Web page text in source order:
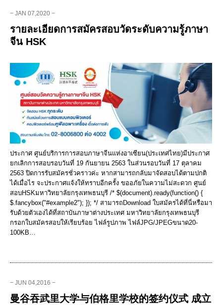
− JAN 07,2020 −
รายละเอียดการสมัครสอบวัดระดับความรู้ภาษา
จีน HSK
ประกาศ ศูนย์บริการการสอบภาษาจีนแห่งอาเซียน(ประเทศไทย)มีประกาศ
ยกเลิกการสอบรอบวันที่ 19 กันยายน 2563 ในส่วนรอบวันที่ 17 ตุลาคม
2563 ปิดการรับสมัครชั่วคราวค่ะ หากสามารถกลับมาจัดสอบได้ตามปกติ
ได้เมื่อไร จะประกาศแจ้งให้ทราบอีกครั้ง ขออภัยในความไม่สะดวก ศูนย์
สอบHSKมหาวิทยาลัยกรุงเทพธนบุรี /* $(document).ready(function() {
$.fancybox("#example2"); }); */ สามารถDownload ใบสมัครได้ที่นี่หรือมา
รับด้วยตัวเองได้ที่สถาบันภาษาต่างประเทศ มหาวิทยาลัยกรุงเทพธนบุรี
กรอกใบสมัครสอบให้เรียบร้อย ไฟล์รูปภาพ ไฟล์JPG/JPEGขนาด20-
100KB…
− JUN 04,2016 −
曼谷吞武里大学与伯格里学校的签约仪式 成立